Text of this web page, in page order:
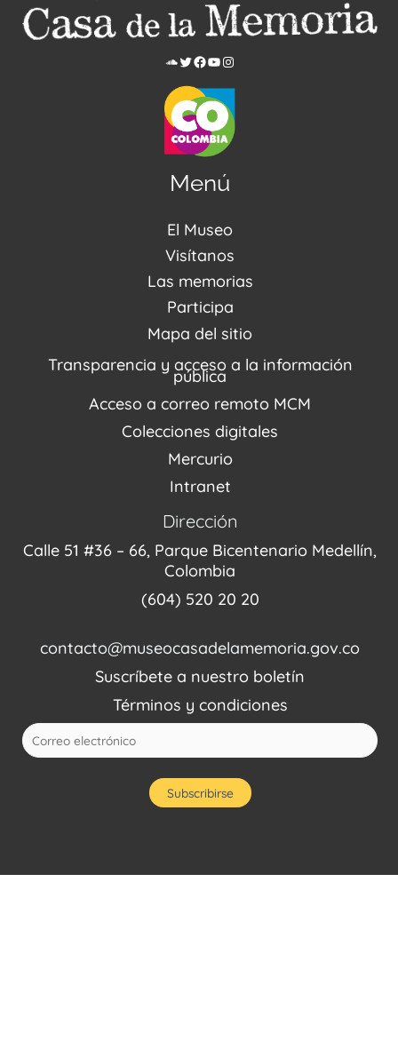
Menú
El Museo
Acerca de nosotros
Noticias
PQRSDF
Visítanos
Visítanos
Reserva tus espacios
Agenda / Programación
Recorridos Virtuales
Las memorias
Centro de Recursos
Repositorio (MUSEO / CASA / MEMORIA)
Narrativas del conflicto
Proyectos
Enlaces de memorias
Fondo Editorial
Participa
Estímulos
Mapa del sitio
Transparencia y acceso a la información
pública
Acceso a correo remoto MCM
Colecciones digitales
Mercurio
Intranet
Dirección
Calle 51 #36 – 66, Parque Bicentenario Medellín,
Colombia
(604) 520 20 20
contacto@museocasadelamemoria.gov.co
Suscríbete a nuestro boletín
Términos y condiciones